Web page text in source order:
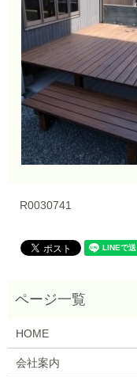
R0030741
HOME
会社案内